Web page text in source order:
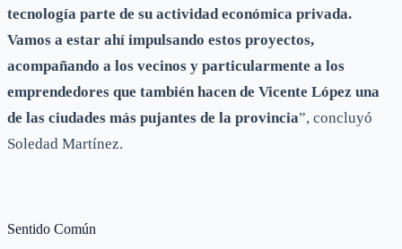
tecnología parte de su actividad económica privada.
Vamos a estar ahí impulsando estos proyectos,
acompañando a los vecinos y particularmente a los
emprendedores que también hacen de Vicente López una
de las ciudades más pujantes de la provincia”, concluyó
Soledad Martínez.
Sentido Común